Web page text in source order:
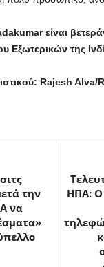
είναι
Εξωτερικών της
Rajesh Alva/
την
να
ΗΠΑ: Ο